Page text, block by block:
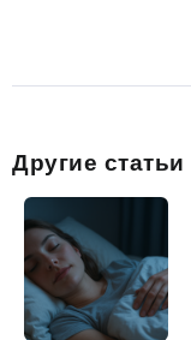
Другие статьи